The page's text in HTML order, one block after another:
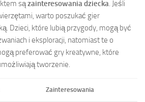
sązainteresowania dziecka. Jeśli
warto poszukać gier
Dzieci, które lubią przygody, mogą być
i eksploracji, natomiast te o
preferować gry kreatywne, które
tworzenie.
Zainteresowania